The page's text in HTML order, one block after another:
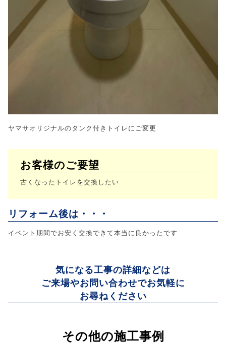
ヤマサオリジナルのタンク付きトイレにご変更
お客様のご要望
古くなったトイレを交換したい
リフォーム後は・・・
イベント期間でお安く交換できて本当に良かったです
気になる工事の詳細などは
ご来場やお問い合わせでお気軽に
お尋ねください
その他の施工事例